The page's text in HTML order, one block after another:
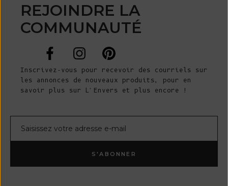
REJOINDRE LA
COMMUNAUTÉ
Inscrivez-vous pour recevoir des courriels sur
les annonces de nouveaux produits, pour en
savoir plus sur L'Envers et plus encore !
S'ABONNER